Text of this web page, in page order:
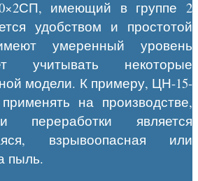
имеющий в группе 2
удобством и простотой
умеренный уровень
учитывать некоторые
модели. К примеру, ЦН-15-
на производстве,
переработки является
взрывоопасная или
пыль.